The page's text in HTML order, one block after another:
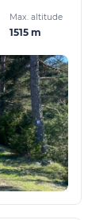
Max. altitude
1515 m